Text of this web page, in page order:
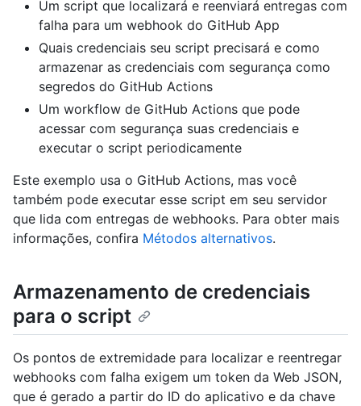
Um script que localizará e reenviará entregas com
falha para um webhook do GitHub App
Quais credenciais seu script precisará e como
armazenar as credenciais com segurança como
segredos do GitHub Actions
Um workflow de GitHub Actions que pode
acessar com segurança suas credenciais e
executar o script periodicamente
Este exemplo usa o GitHub Actions, mas você
também pode executar esse script em seu servidor
que lida com entregas de webhooks. Para obter mais
informações, confira Métodos alternativos.
Armazenamento de credenciais
para o script
Os pontos de extremidade para localizar e reentregar
webhooks com falha exigem um token da Web JSON,
que é gerado a partir do ID do aplicativo e da chave